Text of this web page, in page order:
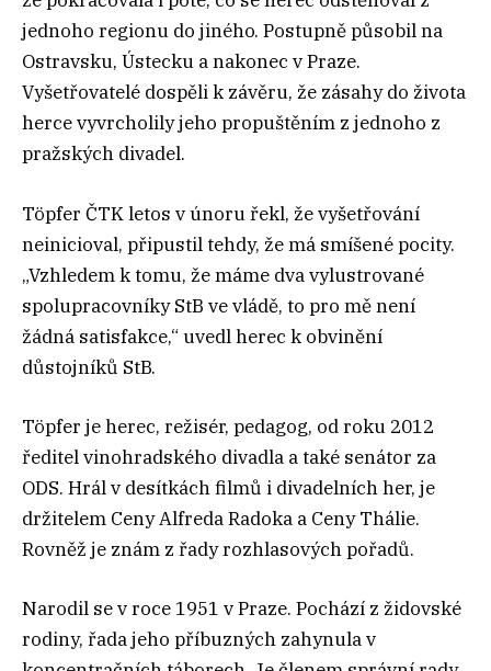
jednoho regionu do jiného. Postupně působil na
Ostravsku, Ústecku a nakonec v Praze.
Vyšetřovatelé dospěli k závěru, že zásahy do života
herce vyvrcholily jeho propuštěním z jednoho z
pražských divadel.
Töpfer ČTK letos v únoru řekl, že vyšetřování
neinicioval, připustil tehdy, že má smíšené pocity.
„Vzhledem k tomu, že máme dva vylustrované
spolupracovníky StB ve vládě, to pro mě není
žádná satisfakce,“ uvedl herec k obvinění
důstojníků StB.
Töpfer je herec, režisér, pedagog, od roku 2012
ředitel vinohradského divadla a také senátor za
ODS. Hrál v desítkách filmů i divadelních her, je
držitelem Ceny Alfreda Radoka a Ceny Thálie.
Rovněž je znám z řady rozhlasových pořadů.
Narodil se v roce 1951 v Praze. Pochází z židovské
rodiny, řada jeho příbuzných zahynula v